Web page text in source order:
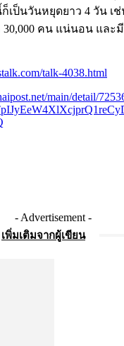
เป็นวันหยุดยาว 4 วัน เ
คน แน่นอน และ
talk-4038.html
main/detail/
- Advertisement -
เพิ่มเติมจากผู้เขียน